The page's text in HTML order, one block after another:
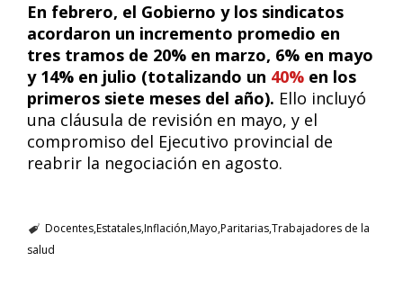
En febrero, el Gobierno y los sindicatos
acordaron un incremento promedio en
tres tramos de 20% en marzo, 6% en mayo
y 14% en julio (totalizando un 40% en los
primeros siete meses del año). Ello incluyó
una cláusula de revisión en mayo, y el
compromiso del Ejecutivo provincial de
reabrir la negociación en agosto.
DocentesEstatalesInflación Mayo ParitariasTrabajadores de la
salud